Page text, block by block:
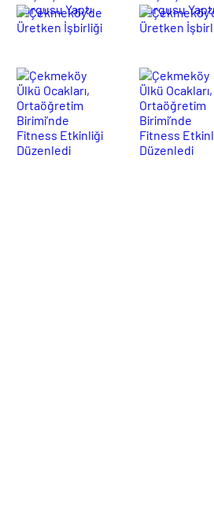
Mimar
Sinan
Sakini
Ziyaret
Başkanı,
Geçmişe
Vurgusu
Yaptı
Çekmeköy’de
Üretken
Çekmeköy
Ocakları,
Ortaöğretim
Birimi’nde